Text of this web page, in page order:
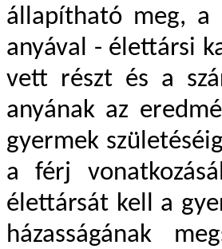
állapítható meg,
anyával - élettársi
vett részt és a
anyának az
gyermek
a férj
élettársát kell a
házasságának